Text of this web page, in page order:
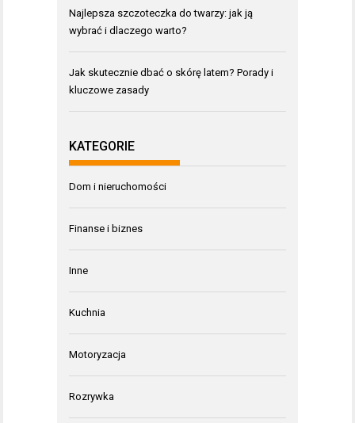
Najlepsza szczoteczka do twarzy: jak ją
wybrać i dlaczego warto?
Jak skutecznie dbać o skórę latem? Porady i
kluczowe zasady
KATEGORIE
Dom i nieruchomości
Finanse i biznes
Inne
Kuchnia
Motoryzacja
Rozrywka